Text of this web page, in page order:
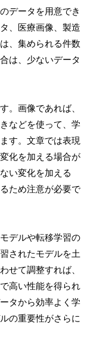
データを用意でき
、医療画像、製造
、集められる件数
は、少ないデータ
。画像であれば、
などを使って、学
す。文章では表現
化を加える場合が
い変化を加える
ため注意が必要で
デルや転移学習の
されたモデルを土
せて調整すれば、
高い性能を得られ
タから効率よく学
の重要性がさらに